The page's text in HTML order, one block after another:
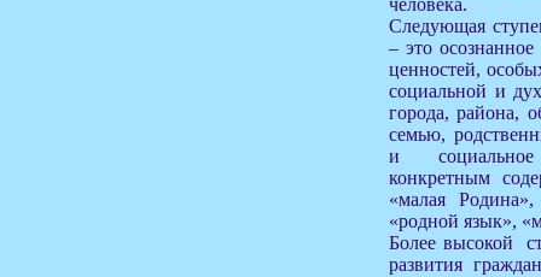
человека.
Следующая
– это
ценностей,
социальной и
города, района,
семью,
и
конкретным
«малая
«родной язык»,
Более высокой
развития